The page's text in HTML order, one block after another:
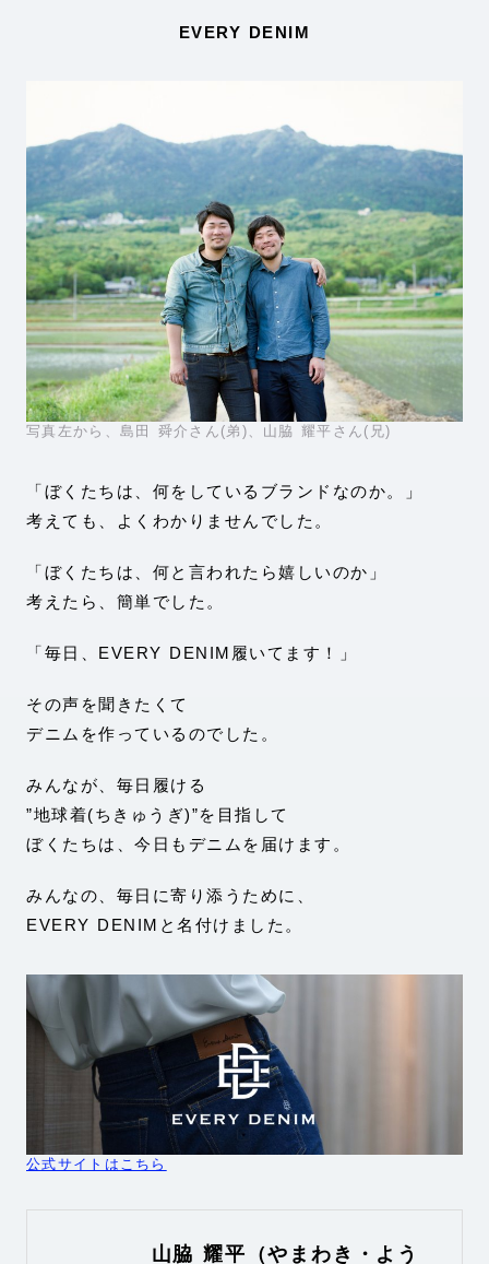
EVERY DENIM
写真左から、島田 舜介さん(弟)、山脇 耀平さん(兄)
「ぼくたちは、何をしているブランドなのか。」
考えても、よくわかりませんでした。
「ぼくたちは、何と言われたら嬉しいのか」
考えたら、簡単でした。
「毎日、EVERY DENIM履いてます！」
その声を聞きたくて
デニムを作っているのでした。
みんなが、毎日履ける
”地球着(ちきゅうぎ)”を目指して
ぼくたちは、今日もデニムを届けます。
みんなの、毎日に寄り添うために、
EVERY DENIMと名付けました。
公式サイトはこちら
山脇 耀平（やまわき・よう